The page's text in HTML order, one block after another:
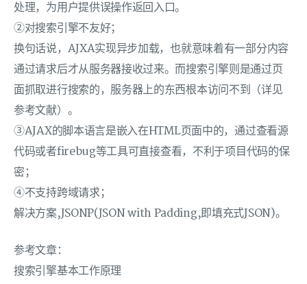
处理，为用户提供误操作返回入口。
②对搜索引擎不友好；
换句话说，AJXA实现异步加载，也就意味着有一部分内容
通过请求后才从服务器接收过来。而搜索引擎则是通过页
面抓取进行搜索的，服务器上的东西根本访问不到（详见
参考文献）。
③AJAX的脚本语言是嵌入在HTML页面中的，通过查看源
代码或者firebug等工具可直接查看，不利于项目代码的保
密；
④不支持跨域请求；
解决方案,JSONP(JSON with Padding,即填充式JSON)。
参考文章：
搜索引擎基本工作原理